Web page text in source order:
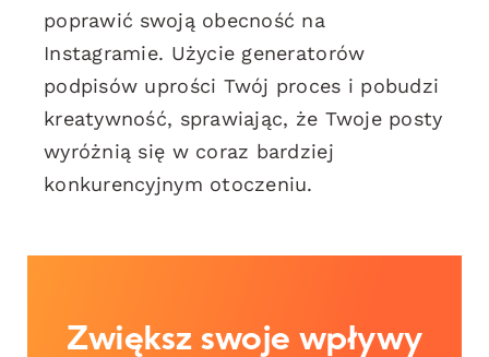
poprawić swoją obecność na
Instagramie. Użycie generatorów
podpisów uprości Twój proces i pobudzi
kreatywność, sprawiając, że Twoje posty
wyróżnią się w coraz bardziej
konkurencyjnym otoczeniu.
Zwiększ swoje wpływy